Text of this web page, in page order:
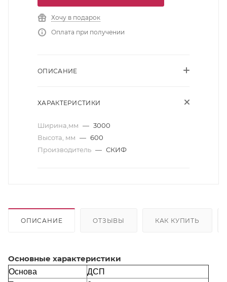
Хочу в подарок
Оплата при получении
ОПИСАНИЕ
ХАРАКТЕРИСТИКИ
Ширина,мм — 3000
Высота, мм — 600
Производитель — СКИФ
ОПИСАНИЕ ОТЗЫВЫ КАК КУПИТЬ
Основные характеристики
Основа
ДСП